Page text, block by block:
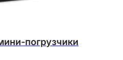
погрузчики